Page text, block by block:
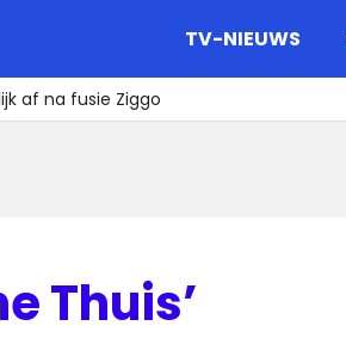
TV-NIEUWS
af na fusie Ziggo
Thuis’